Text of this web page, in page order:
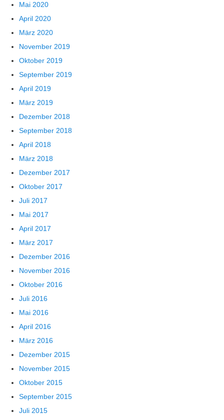
Mai 2020
April 2020
März 2020
November 2019
Oktober 2019
September 2019
April 2019
März 2019
Dezember 2018
September 2018
April 2018
März 2018
Dezember 2017
Oktober 2017
Juli 2017
Mai 2017
April 2017
März 2017
Dezember 2016
November 2016
Oktober 2016
Juli 2016
Mai 2016
April 2016
März 2016
Dezember 2015
November 2015
Oktober 2015
September 2015
Juli 2015